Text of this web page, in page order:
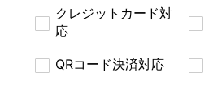
クレジットカード対
応
QRコード決済対応